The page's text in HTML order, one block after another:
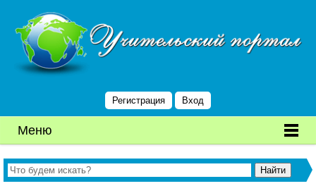
Регистрация Вход
Меню